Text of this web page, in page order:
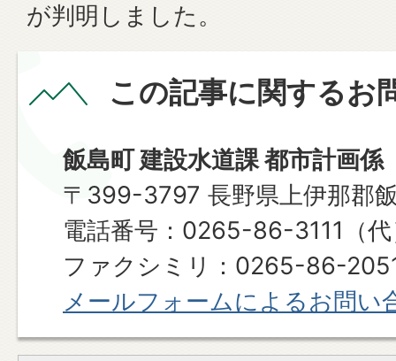
が判明しました。
この記事に関するお
飯島町 建設水道課 都市計画係
〒399-3797 長野県上伊那郡
電話番号：0265-86-3111（
ファクシミリ：0265-86-
メールフォームによるお問い